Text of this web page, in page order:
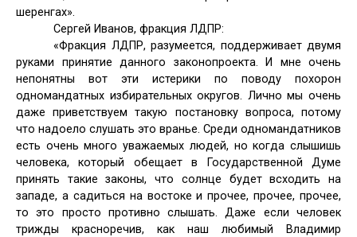
шеренгах».
Сергей Иванов, фракция ЛДПР:
«Фракция ЛДПР, разумеется, поддерживает двумя
руками принятие данного законопроекта. И мне очень
непонятны вот эти истерики по поводу похорон
одномандатных избирательных округов. Лично мы очень
даже приветствуем такую постановку вопроса, потому
что надоело слушать это вранье. Среди одномандатников
есть очень много уважаемых людей, но когда слышишь
человека, который обещает в Государственной Думе
принять такие законы, что солнце будет всходить на
западе, а садиться на востоке и прочее, прочее, прочее,
то это просто противно слышать. Даже если человек
трижды красноречив, как наш любимый Владимир